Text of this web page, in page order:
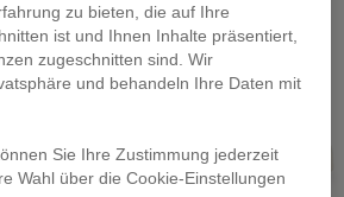
zu bieten, die auf Ihre
ist und Ihnen Inhalte präsentiert,
zugeschnitten sind. Wir
und behandeln Ihre Daten mit
Sie Ihre Zustimmung jederzeit
Wahl über die Cookie-Einstellungen